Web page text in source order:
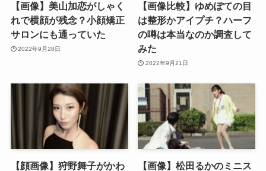
【画像】美山加恋がしゃく
れで横顔が残念？小顔矯正
サロンにも通っていた
2022年9月28日
【画像比較】ゆめぽての目
は整形かアイプチ？ハーフ
の噂は本当なのか調査して
みた
2022年9月21日
【顔画像】狩野舞子がかわ 【画像】松田るかのミニス